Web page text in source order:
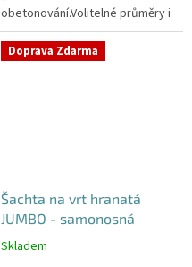
obetonování.Volitelné průměry i
pozice prostupů na pažení vrtu,
hadice i elektřinu -
požadované...
Doprava Zdarma
Šachta na vrt hranatá
JUMBO - samonosná
Průměrné
Skladem